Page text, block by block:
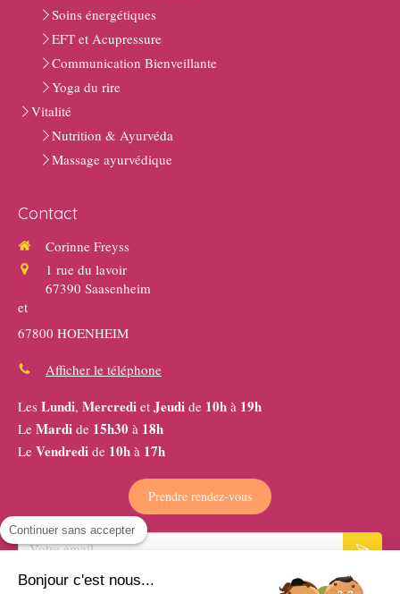
Soins énergétiques
EFT et Acupressure
Communication Bienveillante
Yoga du rire
Vitalité
Nutrition & Ayurvéda
Massage ayurvédique
Contact
Corinne Freyss
1 rue du lavoir
67390 Saasenheim
et
67800 HOENHEIM
Afficher le téléphone
Les Lundi, Mercredi et Jeudi de 10h à 19h
Le Mardi de 15h30 à 18h
Le Vendredi de 10h à 17h
Prendre rendez-vous
Votre email
Continuer sans accepter
Bonjour c'est nous...